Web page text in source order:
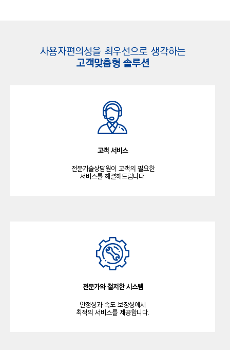
사용자편의성을 최우선으로 생각하는
고객맞춤형 솔루션
고객 서비스
전문기술상담원이 고객의 필요한
서비스를 해결해드립니다.
전문가와 철저한 시스템
안정성과 속도 보장성에서
최적의 서비스를 제공합니다.